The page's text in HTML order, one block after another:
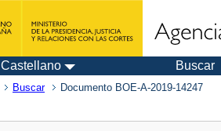
Castellano Buscar
Buscar Documento BOE-A-2019-14247